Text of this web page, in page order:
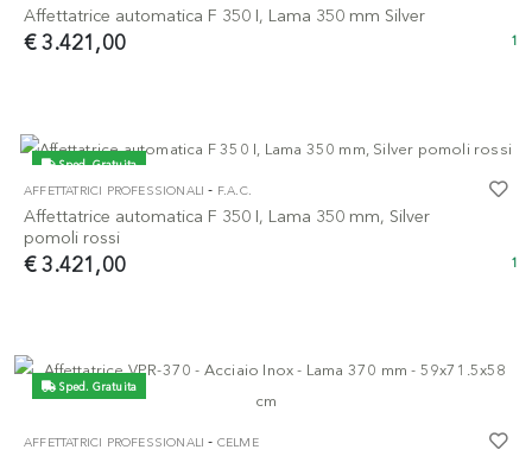
Affettatrice automatica F 350 I, Lama 350 mm Silver
€ 3.421,00 1
Sped. Gratuita
AFFETTATRICI PROFESSIONALI - F.A.C.
Affettatrice automatica F 350 I, Lama 350 mm, Silver
pomoli rossi
€ 3.421,00 1
Sped. Gratuita
AFFETTATRICI PROFESSIONALI - CELME